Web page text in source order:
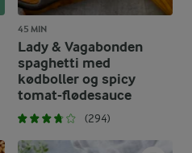
45 MIN
Lady & Vagabonden
spaghetti med
kødboller og spicy
tomat-flødesauce
(294)